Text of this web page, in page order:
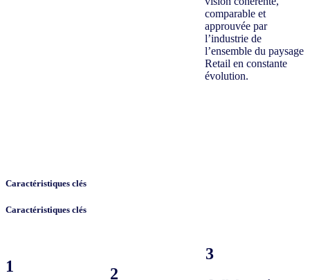
comparable et
approuvée par
l’industrie de
l’ensemble du paysage
Retail en constante
évolution.
Caractéristiques clés
Caractéristiques clés
1 2
3